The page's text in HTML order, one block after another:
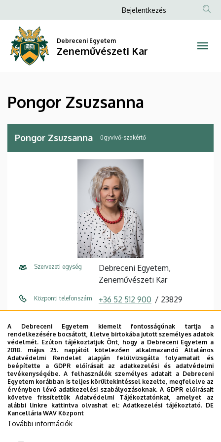
Zsuzsanna
Zeneművészeti
a
tartalomra
Anonim
menüje
Bejelentkezés
Debreceni Egyetem
Zeneművészeti Kar
Pongor Zsuzsanna
Pongor Zsuzsanna ügyvivő-szakértő
Szervezeti egység
Debreceni Egyetem,
Zeneművészeti Kar
Központi telefonszám +36 52 512 900 23829
deb.hu
Cím
4032 Debrecen, Nagyerdei
körút 82.
Épület
Zeneművészeti Kar és Weiner
Leó Kollégium
Emelet, ajtó
A Debreceni Egyetem kiemelt fontosságúnak tartja a
rendelkezésére bocsátott, illetve birtokába jutott személyes adatok
védelmét. Ezúton tájékoztatjuk Önt, hogy a Debreceni Egyetem a
2018. május 25. napjától kötelezően alkalmazandó Általános
Adatvédelmi Rendelet alapján felülvizsgálta folyamatait és
beépítette a GDPR előírásait az adatkezelési és adatvédelmi
tevékenységébe. A felhasználók személyes adatait a Debreceni
Egyetem korábban is teljes körültekintéssel kezelte, megfelelve az
érvényben lévő adatkezelési szabályozásoknak. A GDPR előírásait
követve frissítettük Adatvédelmi Tájékoztatónkat, amelyet az
alábbi linkre kattintva olvashat el:Adatkezelési tájékoztató. DE
Kancellária WAV Központ
További információk